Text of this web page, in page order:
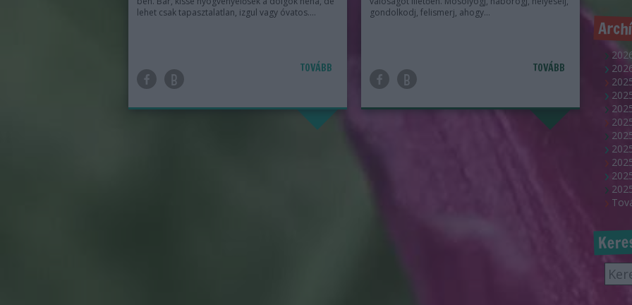
lehet csak tapasztalatlan, izgul vagy óvatos.…
TOVÁBB
gondolkodj, felismerj, ahogy…
TOVÁBB